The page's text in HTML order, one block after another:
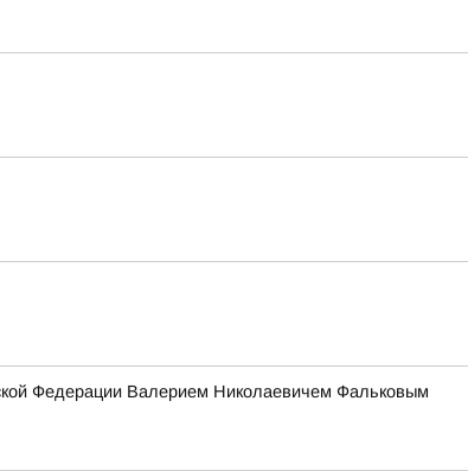
Федерации Валерием Николаевичем Фальковым